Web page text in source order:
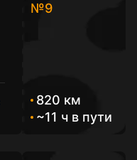
№9
820 км
~11 ч в пути